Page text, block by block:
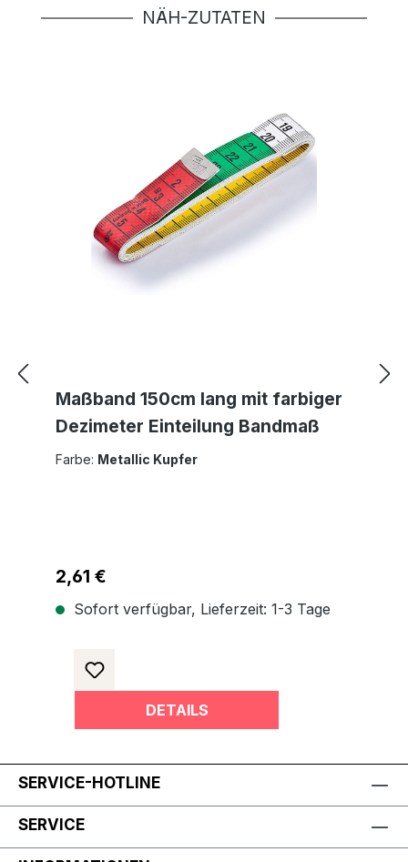
Produktgalerie überspringen
NÄH-ZUTATEN
Maßband 150cm lang mit farbiger
Dezimeter Einteilung Bandmaß
Farbe: Metallic Kupfer
Regulärer Preis:
2,61 €
Sofort verfügbar, Lieferzeit: 1-3 Tage
DETAILS
SERVICE-HOTLINE
SERVICE